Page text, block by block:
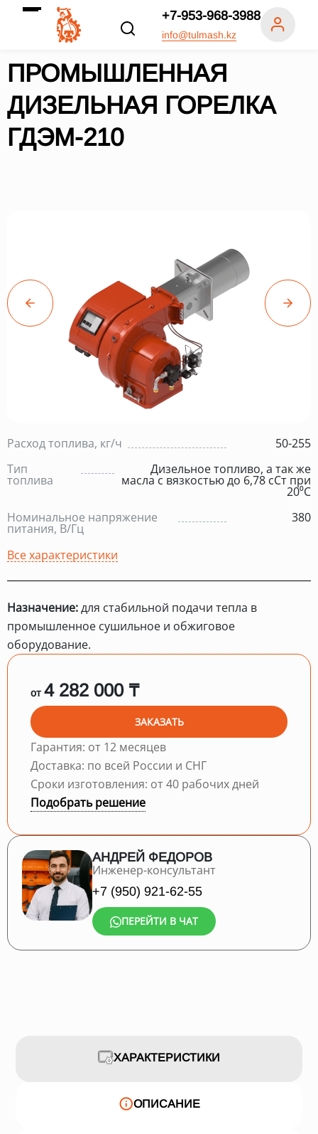
+7-953-968-3988
info@tulmash.kz
ПРОМЫШЛЕННАЯ
ДИЗЕЛЬНАЯ ГОРЕЛКА
ГДЭМ-210
Расход топлива, кг/ч
50-255
Тип
топлива
Дизельное топливо, а так же
масла с вязкостью до 6,78 сСт при
20⁰С
Номинальное напряжение
питания, В/Гц
380
Все характеристики
Назначение:для стабильной подачи тепла в
промышленное сушильное и обжиговое
оборудование.
от 4 282 000 ₸
ЗАКАЗАТЬ
Гарантия: от 12 месяцев
Доставка: по всей России и СНГ
Сроки изготовления: от 40 рабочих дней
Подобрать решение
АНДРЕЙ ФЕДОРОВ
Инженер-консультант
+7 (950) 921-62-55
ПЕРЕЙТИ В ЧАТ
ХАРАКТЕРИСТИКИ
ОПИСАНИЕ